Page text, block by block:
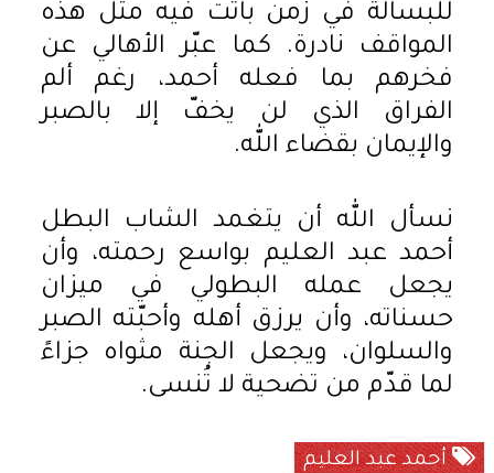
للبسالة في زمن باتت فيه مثل هذه
المواقف نادرة. كما عبّر الأهالي عن
فخرهم بما فعله أحمد، رغم ألم
الفراق الذي لن يخفّ إلا بالصبر
والإيمان بقضاء الله.
نسأل الله أن يتغمد الشاب البطل
أحمد عبد العليم بواسع رحمته، وأن
يجعل عمله البطولي في ميزان
حسناته، وأن يرزق أهله وأحبّته الصبر
والسلوان، ويجعل الجنة مثواه جزاءً
لما قدّم من تضحية لا تُنسى.
أحمد عبد العليم